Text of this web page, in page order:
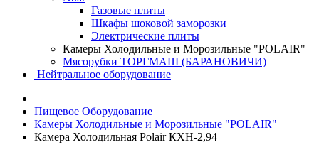
Газовые плиты
Шкафы шоковой заморозки
Электрические плиты
Камеры Холодильные и Морозильные "POLAIR"
Мясорубки ТОРГМАШ (БАРАНОВИЧИ)
Нейтральное оборудование
Пищевое Оборудование
Камеры Холодильные и Морозильные "POLAIR"
Камера Холодильная Polair КХН-2,94